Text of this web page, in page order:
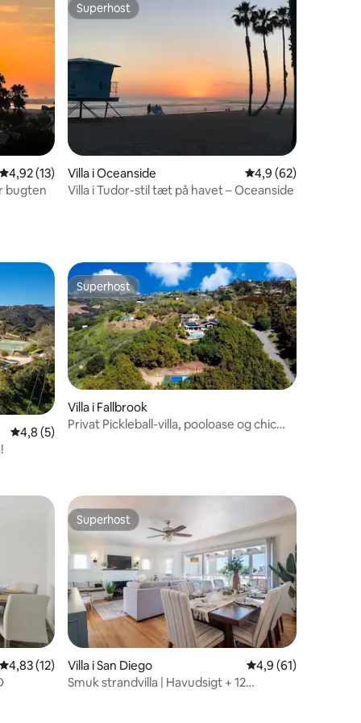
omtaler
4,92 ud af 5 i gennemsnitlig bedømmelse, 13 omtaler
4,92 (13)
bugten
Superhost
Superhost
Villa i Oceanside 4,9 ud af 5 i
4,9 (62)
Villa i Tudor-stil tæt på havet – Oceanside
4,8 ud af 5 i gennemsnitlig bedømmelse, 5 omtaler
4,8 (5)
Superhost
Superhost
Villa i Fallbrook
Privat Pickleball-villa, pooloase og chic
omtaler
4,83 ud af 5 i gennemsnitlig bedømmelse, 12 omtaler
4,83 (12)
Superhost
Superhost
Villa i San Diego 4,9 ud af 5 i
4,9 (61)
Smuk strandvilla | Havudsigt + 12